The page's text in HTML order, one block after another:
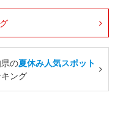
の夏休み人気スポット
ング